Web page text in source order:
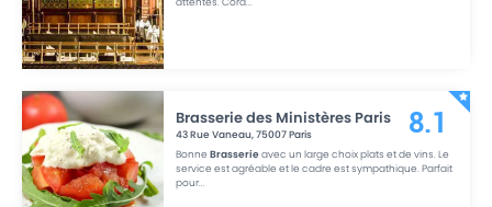
Brasserie des Ministères Paris
43 Rue Vaneau,75007Paris
BonneBrasserieavec un large choix plats et de vins. Le
service est agréable et le cadre est sympathique. Parfait
pour...
8.1